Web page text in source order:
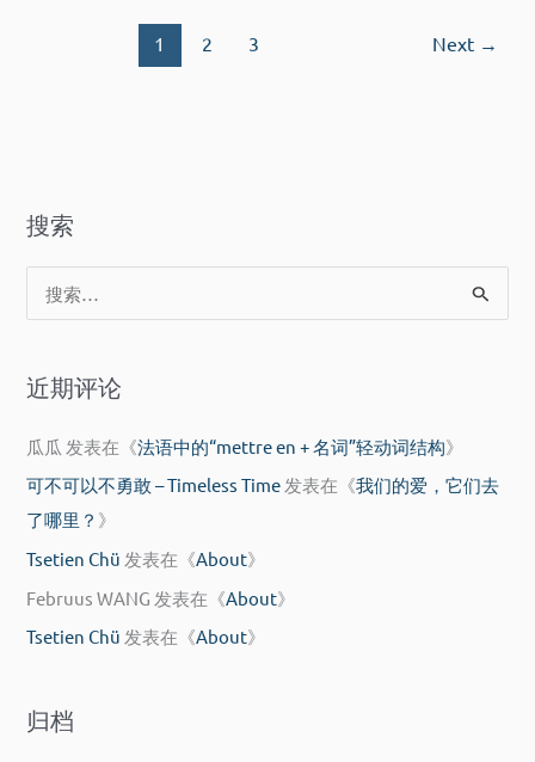
1 2 3 Next →
搜索
索
近期评论
瓜瓜 发表在《法语中的“mettre en + 名词”轻动词结构》
可不可以不勇敢 – Timeless Time 发表在《我们的爱，它们去
了哪里？ 》
Tsetien Chü 发表在《About》
Februus WANG 发表在《About》
Tsetien Chü 发表在《About》
归档